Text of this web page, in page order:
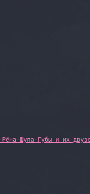
Рёна-Шупа-Губы и их